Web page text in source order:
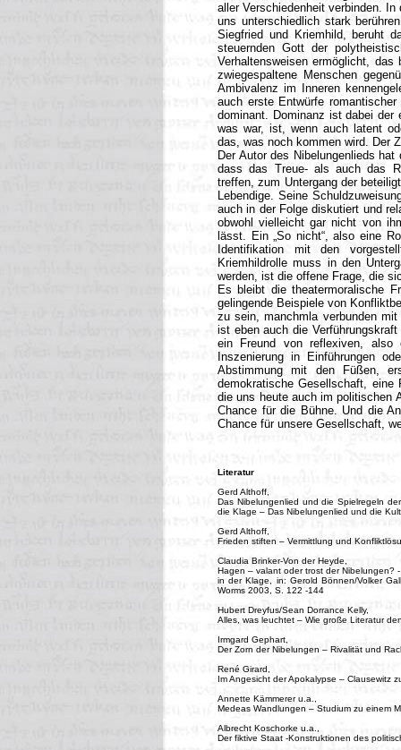
aller Verschiedenheit verbinden.
uns unterschiedlich stark
Siegfried und Kriemhild, beruht
steuernden Gott der
Verhaltensweisen ermöglicht,
zwiegespaltene Menschen
Ambivalenz im Inneren
auch erste Entwürfe
dominant. Dominanz ist dabei der
was war, ist, wenn auch latent
das, was noch kommen wird. Der
Der Autor des Nibelungenlieds
dass das Treue- als auch das
treffen, zum Untergang der
Lebendige. Seine
auch in der Folge diskutiert und
obwohl vielleicht gar nicht von
lässt. Ein „So nicht“, also eine
Identifikation mit den
Kriemhildrolle muss in den
werden, ist die offene Frage, die
Es bleibt die theatermoralische
gelingende Beispiele von
zu sein, manchmla verbunden
ist eben auch die
ein Freund von reflexiven,
Inszenierung in Einführungen
Abstimmung mit den Füßen,
demokratische Gesellschaft, eine
die uns heute auch im politischen
Chance für die Bühne. Und die
Chance für unsere Gesellschaft,
Literatur
Gerd Althoff,
Das Nibelungenlied und die Spielregeln
die Klage – Das Nibelungenlied und die
Gerd Althoff,
Frieden stiften – Vermittlung und
Claudia Brinker-Von der Heyde,
Hagen – valant oder trost der Nibelungen?
in der Klage, in: Gerold Bönnen/Volker
Worms 2003, S. 122 -144
Hubert Dreyfus/Sean Dorrance Kelly,
Alles, was leuchtet – Wie große Literatur
Irmgard Gephart,
Der Zorn der Nibelungen – Rivalität und
René Girard,
Im Angesicht der Apokalypse – Clausewitz
Annette Kämmerer u.a.,
Medeas Wandlungen – Studium zu einem
Albrecht Koschorke u.a.,
Der fiktive Staat -Konstruktionen des